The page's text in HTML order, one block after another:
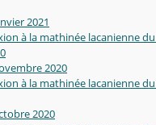
2021
à la mathinée lacanienne
2020
à la mathinée lacanienne
2020